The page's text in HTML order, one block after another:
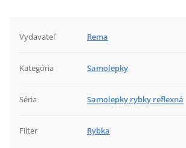
Vydavateľ Rema
Kategória Samolepky
Séria Samolepky rybky reflexná
Filter Rybka